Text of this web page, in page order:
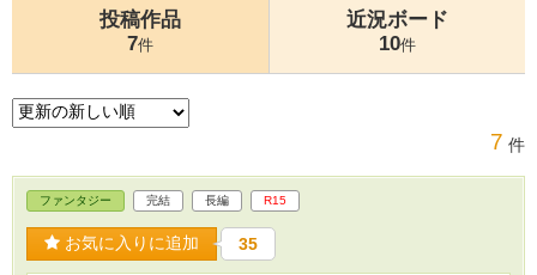
投稿作品
7件
近況ボード
10件
7 件
ファンタジー 完結 長編 R15
お気に入りに追加 35